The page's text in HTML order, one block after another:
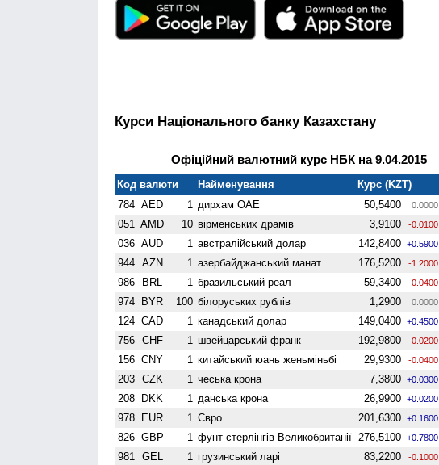
Курси Національного банку Казахстану
Офіційний валютний курс НБК на 9.04.2015
Код валюти Найменування
Курс (KZT)
784 AED 1 дирхам ОАЕ 50,5400 0.0000
051 AMD 10 вiрменських драмів 3,9100 -0.0100
036 AUD 1 австралійський долар 142,8400 +0.5900
944 AZN 1 азербайджанський манат 176,5200 -1.2000
986 BRL 1 бразильський реал 59,3400 -0.0400
974 BYR 100 білоруських рублів 1,2900 0.0000
124 CAD 1 канадський долар 149,0400 +0.4500
756 CHF 1 швейцарський франк 192,9800 -0.0200
156 CNY 1 китайський юань женьмiньбi 29,9300 -0.0400
203 CZK 1 чеська крона 7,3800 +0.0300
208 DKK 1 данська крона 26,9900 +0.0200
978 EUR 1 Євро 201,6300 +0.1600
826 GBP 1 фунт стерлінгів Велико­британії 276,5100 +0.7800
981 GEL 1 грузинський ларі 83,2200 -0.1000